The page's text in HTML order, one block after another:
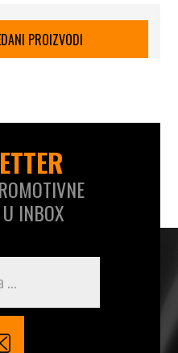
PROIZVODI
INBOX